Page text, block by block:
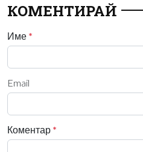
КОМЕНТИРАЙ
Име *
Email
Коментар *